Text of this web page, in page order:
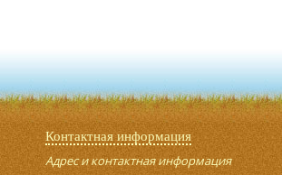
Контактная информация
Адрес и контактная информация